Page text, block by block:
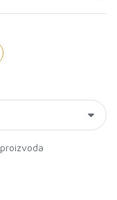
proizvoda